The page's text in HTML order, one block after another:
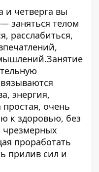
и четверга вы
заняться телом
расслабиться,
энергия,
простая, очень
к здоровью, без
чрезмерных
проработать
прилив сил и